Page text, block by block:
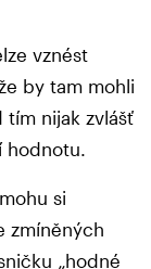
vznést
by tam mohli
tím nijak zvlášť
si
zmíněných
„hodné